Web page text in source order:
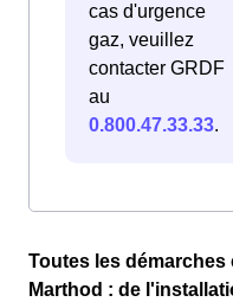
cas d'urgence
gaz, veuillez
contacter GRDF
au
0.800.47.33.33.
Toutes les
Marthod : de